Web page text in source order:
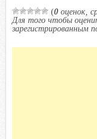
(0 оценок,
Для того чтобы
зарегистрированным